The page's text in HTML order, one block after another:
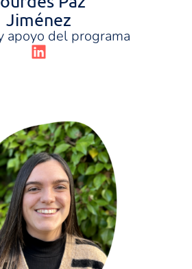
Jiménez
apoyo del programa